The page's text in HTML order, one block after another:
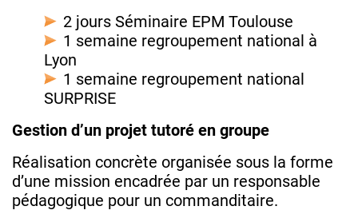
2 jours Séminaire EPM Toulouse
1 semaine regroupement national à
Lyon
1 semaine regroupement national
SURPRISE
Gestion d’un projet tutoré en groupe
Réalisation concrète organisée sous la forme
d’une mission encadrée par un responsable
pédagogique pour un commanditaire.